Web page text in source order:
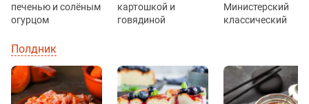
печенью и солёным
огурцом
картошкой и
говядиной
Министерский
классический
Полдник